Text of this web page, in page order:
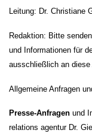
Leitung: Dr. Christiane
Redaktion: Bitte
und Informationen für
ausschließlich an
Allgemeine Anfragen
Presse-Anfragen und
relations agentur Dr.